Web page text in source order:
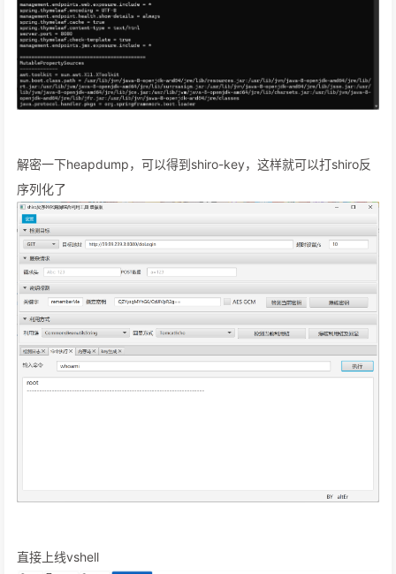
解密一下heapdump，可以得到shiro-key，这样就可以打shiro反
序列化了
直接上线vshell